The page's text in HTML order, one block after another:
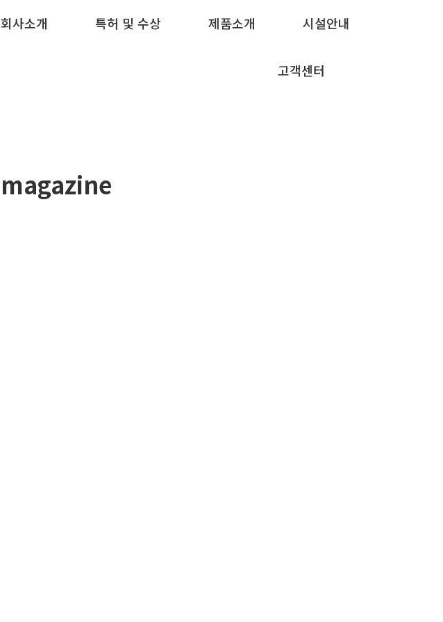
회사소개 특허 및 수상 제품소개 시설안내
고객센터
magazine
회사소개 특허 및 수상 제품소개 시설안내
고객센터